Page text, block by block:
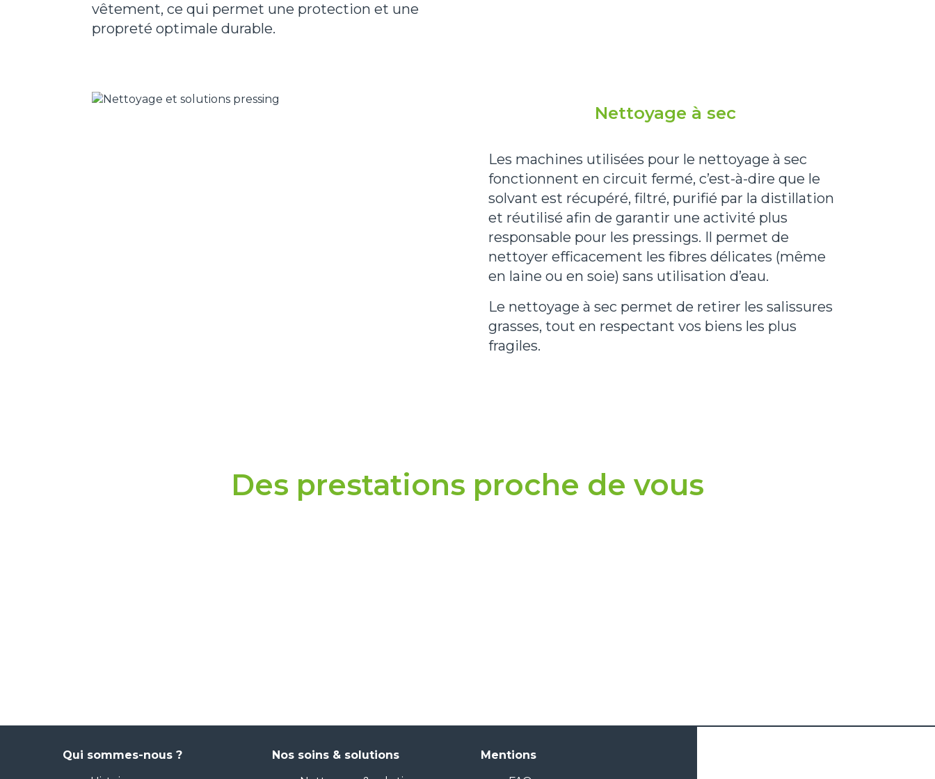
vêtement, ce qui permet une protection et une
propreté optimale durable.
Nettoyage à sec
Les machines utilisées pour le nettoyage à sec
fonctionnent en circuit fermé, c’est-à-dire que le
solvant est récupéré, filtré, purifié par la distillation
et réutilisé afin de garantir une activité plus
responsable pour les pressings. Il permet de
nettoyer efficacement les fibres délicates (même
en laine ou en soie) sans utilisation d’eau.
Le nettoyage à sec permet de retirer les salissures
grasses, tout en respectant vos biens les plus
fragiles.
Des prestations proche de vous
Qui sommes-nous ?
Nos soins & solutions
Mentions